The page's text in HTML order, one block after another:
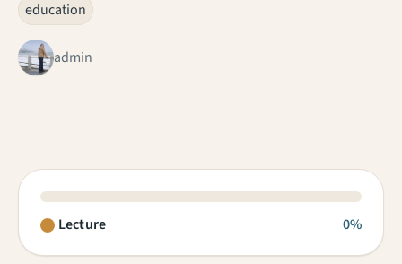
education
admin
Lecture 0%